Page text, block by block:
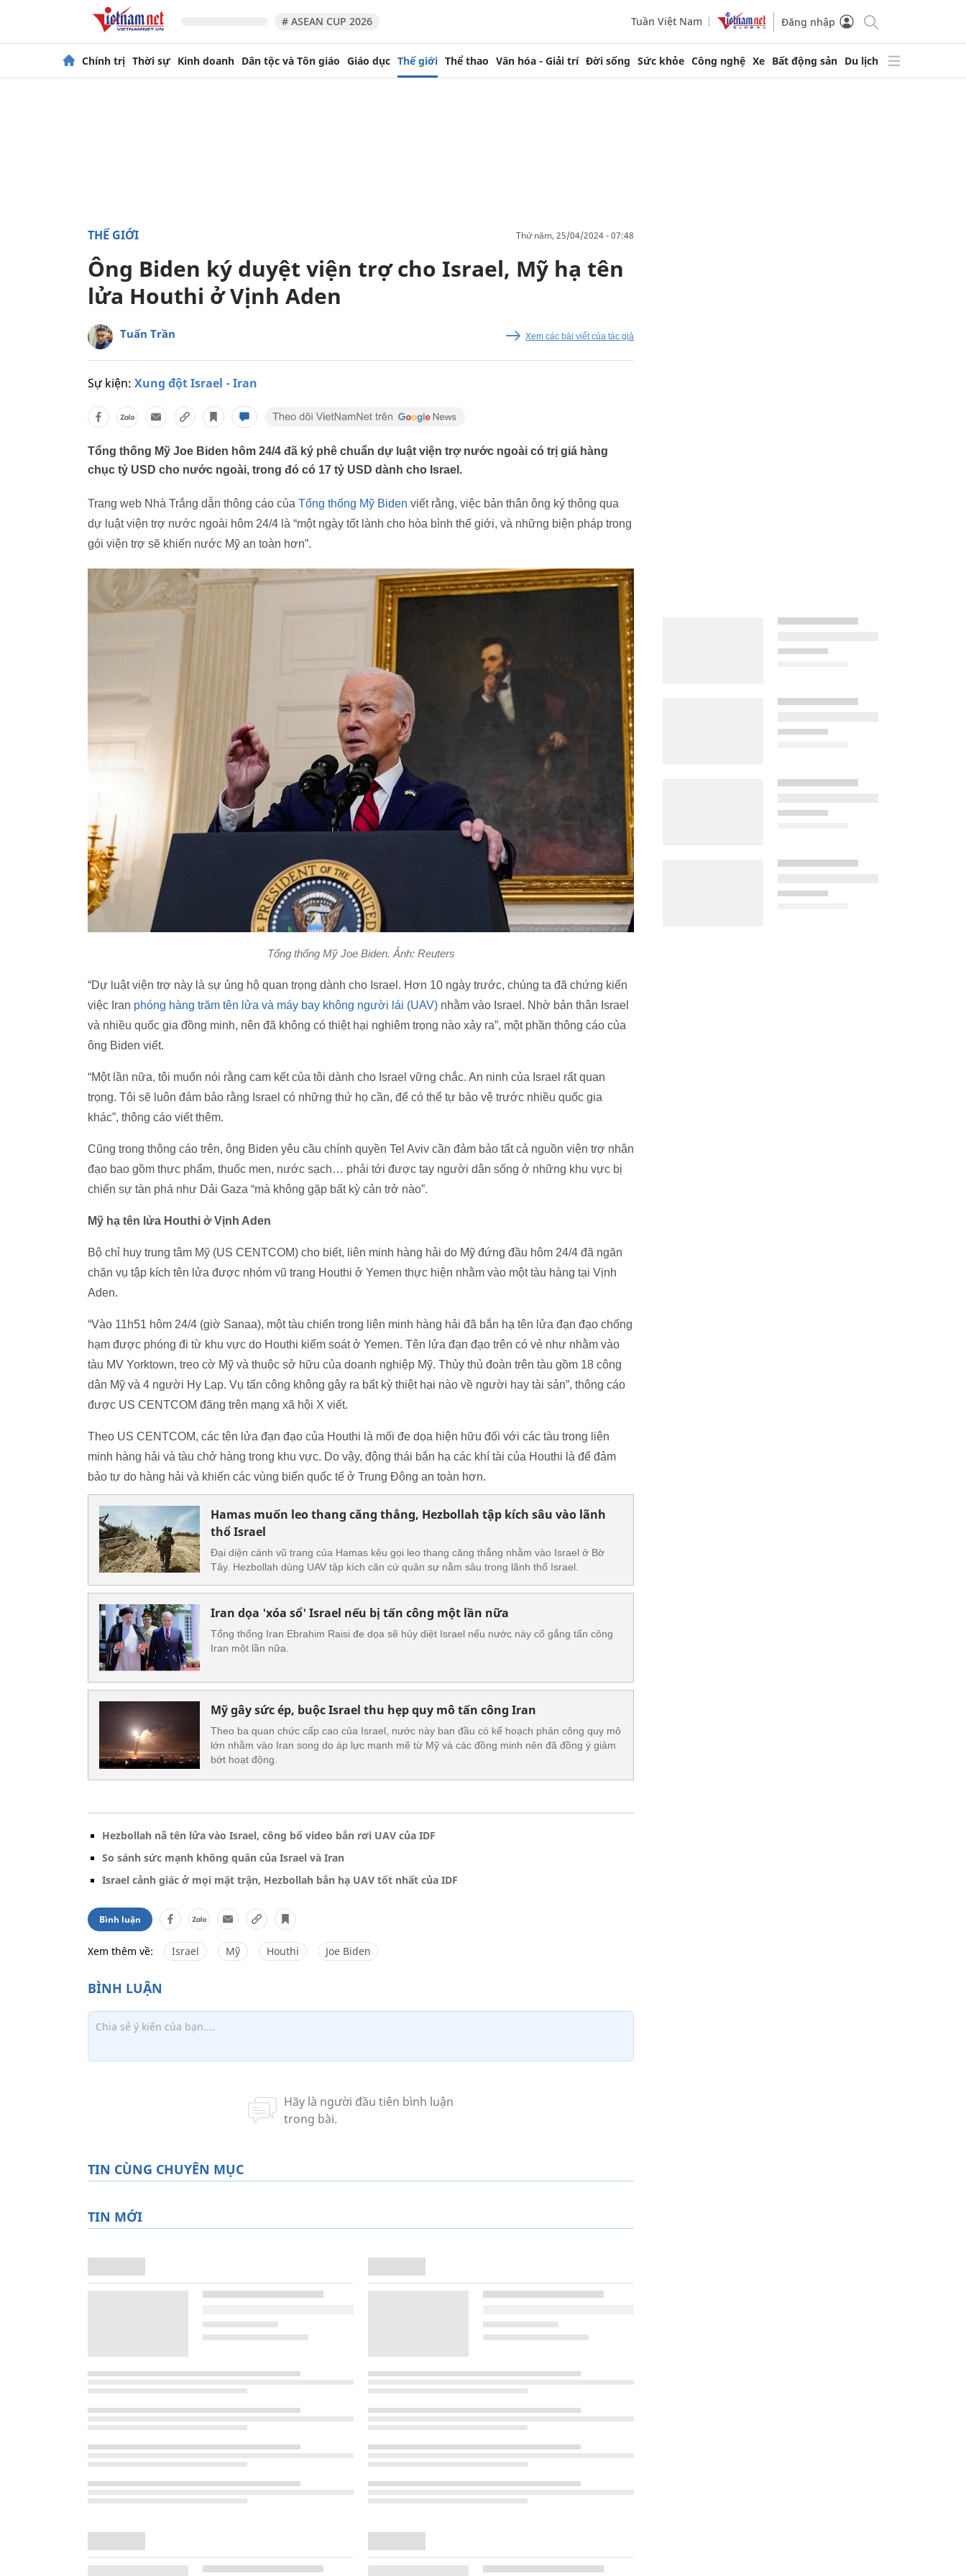
# ASEAN CUP 2026 Tuần Việt Nam Đăng nhập
Chính trị Thời sự Kinh doanh Dân tộc và Tôn giáo Giáo dục Thế giới Thể thao Văn hóa - Giải trí Đời sống Sức khỏe Công nghệ Xe Bất động sản Du lịch
THẾ GIỚI thứ năm, 25/04/2024 - 07:48
Ông Biden ký duyệt viện trợ cho Israel, Mỹ hạ tên
lửa Houthi ở Vịnh Aden
Tuấn Trần Xem các bài viết của tác giả
Sự kiện: Xung đột Israel - Iran
Tổng thống Mỹ Joe Biden hôm 24/4 đã ký phê chuẩn dự luật viện trợ nước ngoài có trị giá hàng
chục tỷ USD cho nước ngoài, trong đó có 17 tỷ USD dành cho Israel.
Trang web Nhà Trắng dẫn thông cáo của Tổng thống Mỹ Biden viết rằng, việc bản thân ông ký thông qua
dự luật viện trợ nước ngoài hôm 24/4 là “một ngày tốt lành cho hòa bình thế giới, và những biện pháp trong
gói viện trợ sẽ khiến nước Mỹ an toàn hơn”.
Tổng thống Mỹ Joe Biden. Ảnh: Reuters
“Dự luật viện trợ này là sự ủng hộ quan trọng dành cho Israel. Hơn 10 ngày trước, chúng ta đã chứng kiến
việc Iran phóng hàng trăm tên lửa và máy bay không người lái (UAV) nhằm vào Israel. Nhờ bản thân Israel
và nhiều quốc gia đồng minh, nên đã không có thiệt hại nghiêm trọng nào xảy ra”, một phần thông cáo của
ông Biden viết.
“Một lần nữa, tôi muốn nói rằng cam kết của tôi dành cho Israel vững chắc. An ninh của Israel rất quan
trọng. Tôi sẽ luôn đảm bảo rằng Israel có những thứ họ cần, để có thể tự bảo vệ trước nhiều quốc gia
khác”, thông cáo viết thêm.
Cũng trong thông cáo trên, ông Biden yêu cầu chính quyền Tel Aviv cần đảm bảo tất cả nguồn viện trợ nhân
đạo bao gồm thực phẩm, thuốc men, nước sạch… phải tới được tay người dân sống ở những khu vực bị
chiến sự tàn phá như Dải Gaza “mà không gặp bất kỳ cản trở nào”.
Mỹ hạ tên lửa Houthi ở Vịnh Aden
Bộ chỉ huy trung tâm Mỹ (US CENTCOM) cho biết, liên minh hàng hải do Mỹ đứng đầu hôm 24/4 đã ngăn
chặn vụ tập kích tên lửa được nhóm vũ trang Houthi ở Yemen thực hiện nhằm vào một tàu hàng tại Vịnh
Aden.
“Vào 11h51 hôm 24/4 (giờ Sanaa), một tàu chiến trong liên minh hàng hải đã bắn hạ tên lửa đạn đạo chống
hạm được phóng đi từ khu vực do Houthi kiểm soát ở Yemen. Tên lửa đạn đạo trên có vẻ như nhằm vào
tàu MV Yorktown, treo cờ Mỹ và thuộc sở hữu của doanh nghiệp Mỹ. Thủy thủ đoàn trên tàu gồm 18 công
dân Mỹ và 4 người Hy Lạp. Vụ tấn công không gây ra bất kỳ thiệt hại nào về người hay tài sản”, thông cáo
được US CENTCOM đăng trên mạng xã hội X viết.
Theo US CENTCOM, các tên lửa đạn đạo của Houthi là mối đe dọa hiện hữu đối với các tàu trong liên
minh hàng hải và tàu chở hàng trong khu vực. Do vậy, động thái bắn hạ các khí tài của Houthi là để đảm
bảo tự do hàng hải và khiến các vùng biển quốc tế ở Trung Đông an toàn hơn.
Hamas muốn leo thang căng thẳng, Hezbollah tập kích sâu vào lãnh
thổ Israel
Đại diện cánh vũ trang của Hamas kêu gọi leo thang căng thẳng nhằm vào Israel ở Bờ
Tây. Hezbollah dùng UAV tập kích căn cứ quân sự nằm sâu trong lãnh thổ Israel.
Iran dọa 'xóa sổ' Israel nếu bị tấn công một lần nữa
Tổng thống Iran Ebrahim Raisi đe dọa sẽ hủy diệt Israel nếu nước này cố gắng tấn công
Iran một lần nữa.
Mỹ gây sức ép, buộc Israel thu hẹp quy mô tấn công Iran
Theo ba quan chức cấp cao của Israel, nước này ban đầu có kế hoạch phản công quy mô
lớn nhằm vào Iran song do áp lực mạnh mẽ từ Mỹ và các đồng minh nên đã đồng ý giảm
bớt hoạt động.
Hezbollah nã tên lửa vào Israel, công bố video bắn rơi UAV của IDF
So sánh sức mạnh không quân của Israel và Iran
Israel cảnh giác ở mọi mặt trận, Hezbollah bắn hạ UAV tốt nhất của IDF
Bình luận
Xem thêm về: Israel Mỹ Houthi Joe Biden
TIN CÙNG CHUYÊN MỤC
TIN MỚI